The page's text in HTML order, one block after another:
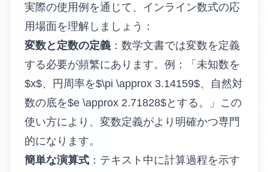
実際の使用例を通じて、インライン数式の応
用場面を理解しましょう：
変数と定数の定義 ：数学文書では変数を定義
する必要が頻繁にあります。例：「未知数を
$x$、円周率を$\pi \approx 3.14159$、自然対
数の底を$e \approx 2.71828$とする。」この
使い方により、変数定義がより明確かつ専門
的になります。
簡単な演算式 ：テキスト中に計算過程を示す